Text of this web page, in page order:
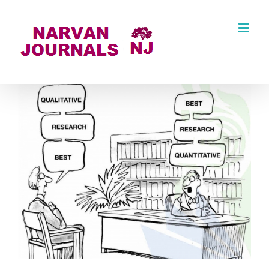
تصویر
در
اندازه
اصلی